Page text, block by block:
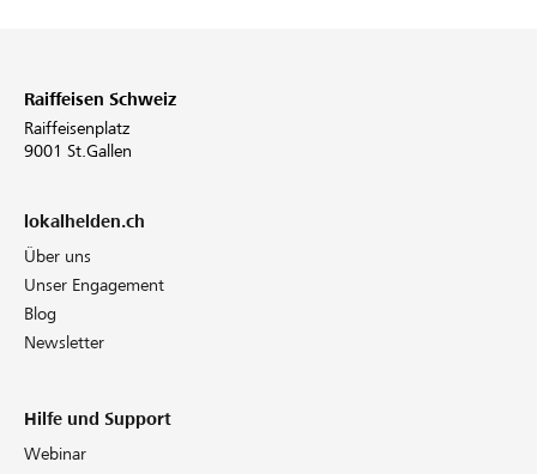
Raiffeisen Schweiz
Raiffeisenplatz
9001 St.Gallen
lokalhelden.ch
Über uns
Unser Engagement
Blog
Newsletter
Hilfe und Support
Webinar